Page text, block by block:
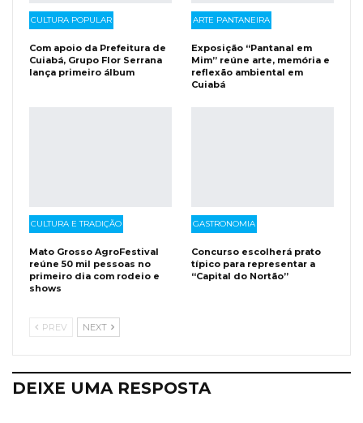
CULTURA POPULAR
Com apoio da Prefeitura de
Cuiabá, Grupo Flor Serrana
lança primeiro álbum
ARTE PANTANEIRA
Exposição “Pantanal em
Mim” reúne arte, memória e
reflexão ambiental em
Cuiabá
CULTURA E TRADIÇÃO
Mato Grosso AgroFestival
reúne 50 mil pessoas no
primeiro dia com rodeio e
shows
GASTRONOMIA
Concurso escolherá prato
típico para representar a
“Capital do Nortão”
PREV NEXT
DEIXE UMA RESPOSTA